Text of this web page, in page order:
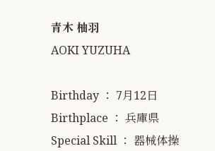
青木 柚羽
AOKI YUZUHA
Birthday ： 7月12日
Birthplace ： 兵庫県
Special Skill ： 器械体操